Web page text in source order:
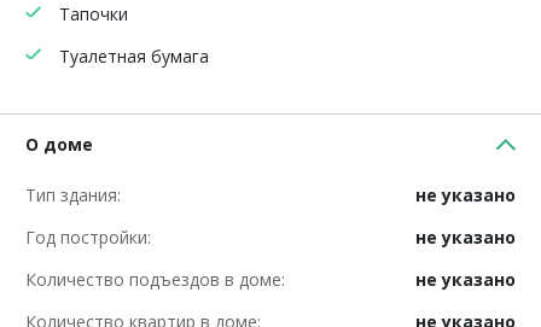
Тапочки
Туалетная бумага
О доме
Тип здания:
не указано
Год постройки:
не указано
Количество подъездов в доме:
не указано
Количество квартир в доме:
не указано